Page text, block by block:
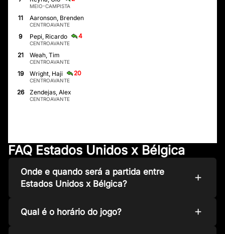
MEIO-CAMPISTA
11 Aaronson, Brenden
CENTROAVANTE
9 Pepi, Ricardo 4
CENTROAVANTE
21 Weah, Tim
CENTROAVANTE
19 Wright, Haji 20
CENTROAVANTE
26 Zendejas, Alex
CENTROAVANTE
FAQ Estados Unidos x Bélgica
Onde e quando será a partida entre
Estados Unidos x Bélgica?
Qual é o horário do jogo?